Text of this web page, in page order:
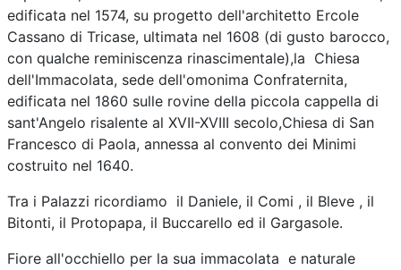
edificata nel 1574, su progetto dell'architetto Ercole
Cassano di Tricase, ultimata nel 1608 (di gusto barocco,
con qualche reminiscenza rinascimentale),la Chiesa
dell'Immacolata, sede dell'omonima Confraternita,
edificata nel 1860 sulle rovine della piccola cappella di
sant'Angelo risalente al XVII-XVIII secolo,Chiesa di San
Francesco di Paola, annessa al convento dei Minimi
costruito nel 1640.
Tra i Palazzi ricordiamo il Daniele, il Comi , il Bleve , il
Bitonti, il Protopapa, il Buccarello ed il Gargasole.
Fiore all'occhiello per la sua immacolata e naturale